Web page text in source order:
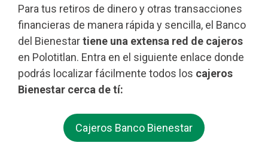
Para tus retiros de dinero y otras transacciones
financieras de manera rápida y sencilla, el Banco
del Bienestartiene una extensa red de cajeros
en Polotitlan. Entra en el siguiente enlace donde
podrás localizar fácilmente todos los cajeros
Bienestar cerca de tí:
Cajeros Banco Bienestar